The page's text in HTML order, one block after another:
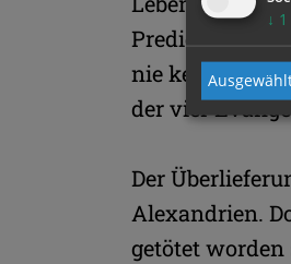
Predigten des
nie
der vier
Der
Alexandrien.
getötet
↓ 1